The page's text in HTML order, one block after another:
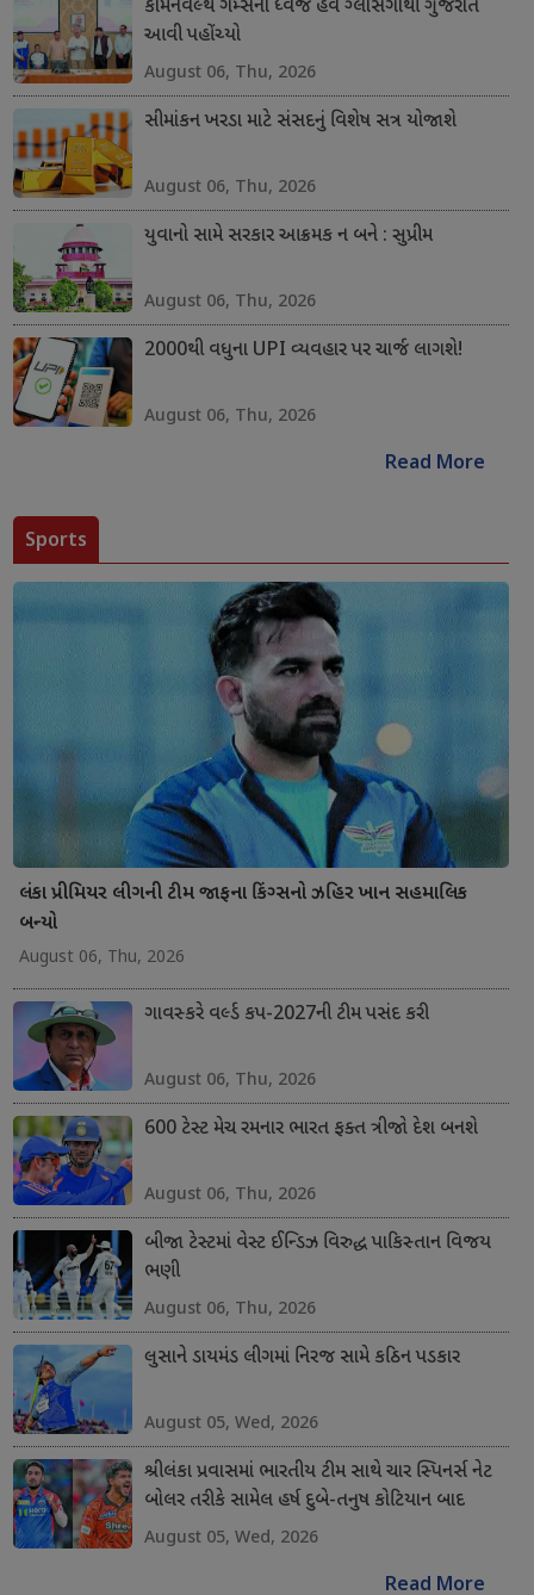
કોમનવેલ્થ ગેમ્સનો ધ્વજ હવે ગ્લાસગોથી ગુજરાત
આવી પહોંચ્યો
August 06, Thu, 2026
સીમાંકન ખરડા માટે સંસદનું વિશેષ સત્ર યોજાશે
August 06, Thu, 2026
યુવાનો સામે સરકાર આક્રમક ન બને : સુપ્રીમ
August 06, Thu, 2026
2000થી વધુના UPI વ્યવહાર પર ચાર્જ લાગશે!
August 06, Thu, 2026
Read More
Sports
લંકા પ્રીમિયર લીગની ટીમ જાફના કિંગ્સનો ઝહિર ખાન સહમાલિક
બન્યો
August 06, Thu, 2026
ગાવસ્કરે વર્લ્ડ કપ-2027ની ટીમ પસંદ કરી
August 06, Thu, 2026
600 ટેસ્ટ મેચ રમનાર ભારત ફક્ત ત્રીજો દેશ બનશે
August 06, Thu, 2026
બીજા ટેસ્ટમાં વેસ્ટ ઈન્ડિઝ વિરુદ્ધ પાકિસ્તાન વિજય
ભણી
August 06, Thu, 2026
લુસાને ડાયમંડ લીગમાં નિરજ સામે કઠિન પડકાર
August 05, Wed, 2026
શ્રીલંકા પ્રવાસમાં ભારતીય ટીમ સાથે ચાર સ્પિનર્સ નેટ
બોલર તરીકે સામેલ હર્ષ દુબે-તનુષ કોટિયાન બાદ
વિપ્રજ નિગમ અને શિવાંગ કુમારનો સમાવેશ કરાયો
August 05, Wed, 2026
Read More